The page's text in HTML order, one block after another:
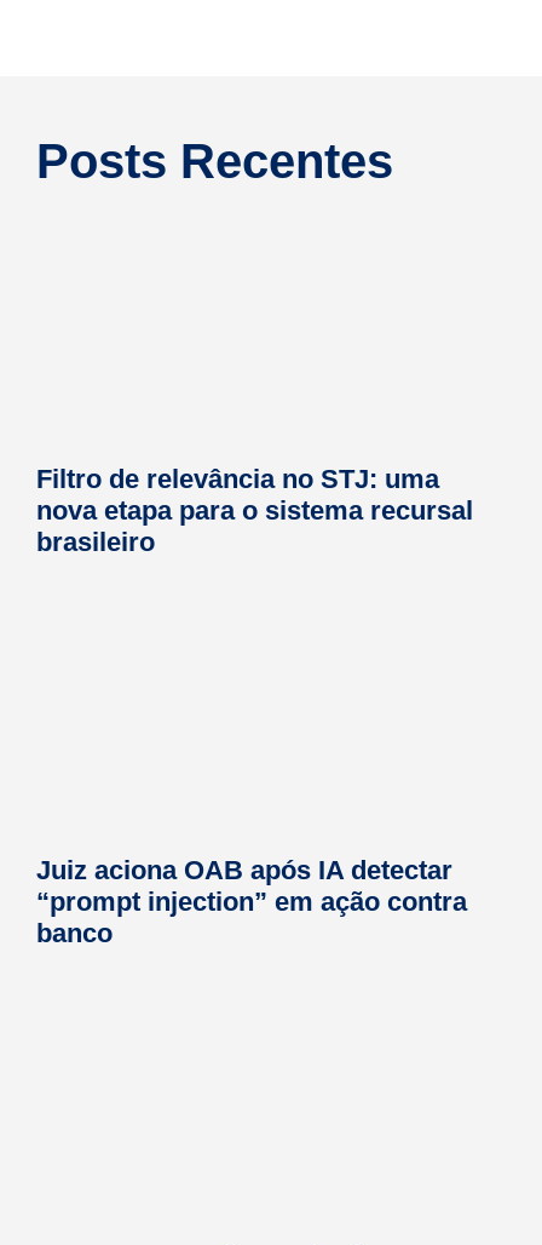
Posts Recentes
Filtro de relevância no STJ: uma
nova etapa para o sistema recursal
brasileiro
Juiz aciona OAB após IA detectar
“prompt injection” em ação contra
banco